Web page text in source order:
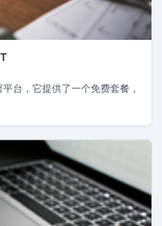
台，它提供了一个免费套餐，